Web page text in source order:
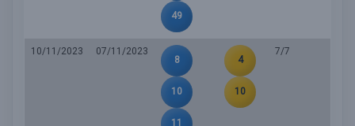
49
10/11/2023
07/11/2023
8
10
11
4
10
7/7